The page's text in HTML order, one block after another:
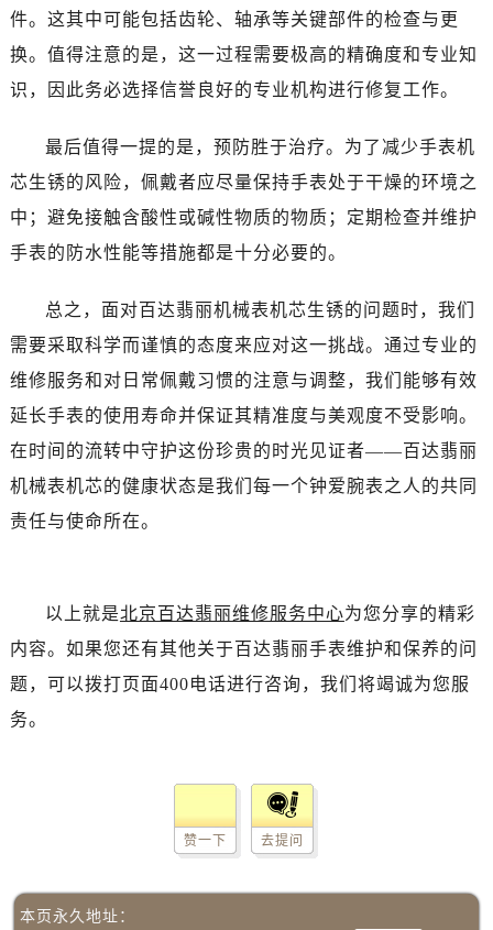
件。这其中可能包括齿轮、轴承等关键部件的检查与更
换。值得注意的是，这一过程需要极高的精确度和专业知
识，因此务必选择信誉良好的专业机构进行修复工作。
最后值得一提的是，预防胜于治疗。为了减少手表机
芯生锈的风险，佩戴者应尽量保持手表处于干燥的环境之
中；避免接触含酸性或碱性物质的物质；定期检查并维护
手表的防水性能等措施都是十分必要的。
总之，面对百达翡丽机械表机芯生锈的问题时，我们
需要采取科学而谨慎的态度来应对这一挑战。通过专业的
维修服务和对日常佩戴习惯的注意与调整，我们能够有效
延长手表的使用寿命并保证其精准度与美观度不受影响。
在时间的流转中守护这份珍贵的时光见证者——百达翡丽
机械表机芯的健康状态是我们每一个钟爱腕表之人的共同
责任与使命所在。
以上就是北京百达翡丽维修服务中心为您分享的精彩
内容。如果您还有其他关于百达翡丽手表维护和保养的问
题，可以拨打页面400电话进行咨询，我们将竭诚为您服
务。
赞一下 去提问
本页永久地址：